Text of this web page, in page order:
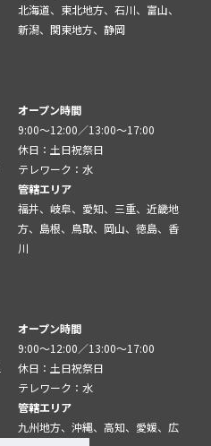
北海道、東北地方、石川、富山、
新潟、関東地方、静岡
オープン時間
9:00～12:00／13:00～17:00
休日：土日祝祭日
テレワーク：水
管轄エリア
福井、岐阜、愛知、三重、近畿地
方、島根、鳥取、岡山、徳島、香
川
オープン時間
9:00～12:00／13:00～17:00
休日：土日祝祭日
テレワーク：水
管轄エリア
九州地方、沖縄、高知、愛媛、広